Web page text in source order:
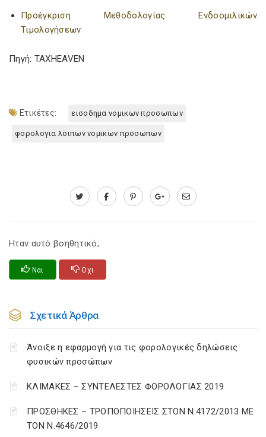
Προέγκριση Μεθοδολογίας Ενδοομιλικών
Τιμολογήσεων
Πηγή: TAXHEAVEN
Ετικέτες: εισοδημα νομικων προσωπων
φορολογια λοιπων νομικων προσωπων
Ηταν αυτό βοηθητικό;
Ναι Οχι
Σχετικά Άρθρα
Άνοιξε η εφαρμογή για τις φορολογικές δηλώσεις
φυσικών προσώπων
ΚΛΙΜΑΚΕΣ – ΣΥΝΤΕΛΕΣΤΕΣ ΦΟΡΟΛΟΓΙΑΣ 2019
ΠΡΟΣΘΗΚΕΣ – ΤΡΟΠΟΠΟΙΗΣΕΙΣ ΣΤΟΝ Ν.4172/2013 ΜΕ
ΤΟΝ Ν.4646/2019